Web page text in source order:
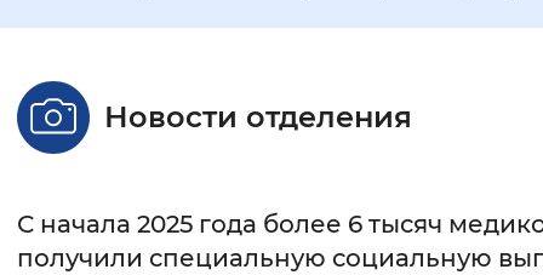
Настройка режима отображения
Стандартный Увеличенный
Новости отделения
С начала 2025 года более 6 тысяч
получили специальную социальную